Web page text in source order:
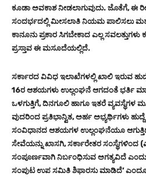
ಕೂಡಾ ಅವಕಾಶ ನೀಡಲಾಗುವುದು. ಜೊತೆಗೆ, ಈ
ಸಂದರ್ಭದಲ್ಲಿ ಮೀಸಲಾತಿ ನಿಯಮ ಪಾಲಿಸಲು
ಕಾನೂನು ಪ್ರಕಾರ ಸಿಗಬೇಕಾದ ಎಲ್ಲ
ಪ್ರಸ್ತಾವ ಈ ಮಸೂದೆಯಲ್ಲಿದೆ.
ಸರ್ಕಾರದ ವಿವಿಧ ಇಲಾಖೆಗಳಲ್ಲಿ ಖಾಲಿ ಇರುವ
16ರ ಆಶಯಗಳು ಉಲ್ಲಂಘನೆ ಆಗದಂತೆ ಭರ್ತಿ
ಒಳಗುತ್ತಿಗೆ, ದಿನಗೂಲಿ ಹಾಗೂ ಇತರೆ ವ್ಯವಸ್ಥೆಗಳ
ವುದರಿಂದ ಪ್ರತಿಭಾನ್ವಿತ, ಅರ್ಹ ಅಭ್ಯರ್ಥಿಗಳು ಹುದ್ದೆ
ಸಂವಿಧಾನದ ಆಶಯಗಳ ಉಲ್ಲಂಘನೆಯೂ
ಸೇವೆಯನ್ನು ಖಾಸಗಿ, ಸರ್ಕಾರೇತರ
ಸಂಪೂರ್ಣವಾಗಿ ನಿರ್ಬಂಧಿಸುವ ಅಗತ್ಯವಿದೆ
ಸಂಪುಟ ಉಪ ಸಮಿತಿ ಶಿಫಾರಸು ಮಾಡಿದೆ’